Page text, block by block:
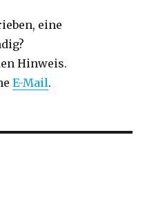
eine
Hinweis.
E-Mail.